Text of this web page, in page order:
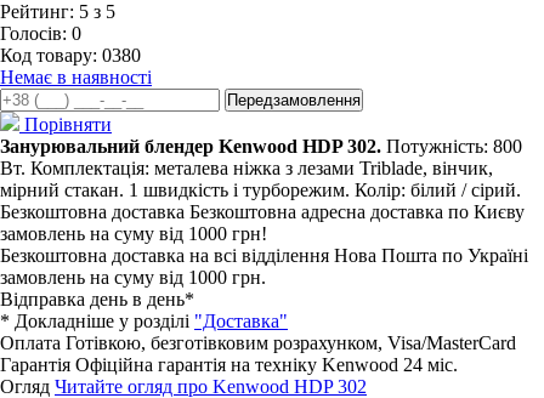
Рейтинг: 5 з 5
Голосів: 0
Код товару: 0380
Немає в наявності
Порівняти
Занурювальний блендер Kenwood HDP 302. Потужність: 800
Вт. Комплектація: металева ніжка з лезами Triblade, вінчик,
мірний стакан. 1 швидкість і турборежим. Колір: білий / сірий.
Безкоштовна доставка Безкоштовна адресна доставка по Києву
замовлень на суму від 1000 грн!
Безкоштовна доставка на всі відділення Нова Пошта по Україні
замовлень на суму від 1000 грн.
Відправка день в день*
* Докладніше у розділі "Доставка"
Оплата Готівкою, безготівковим розрахунком, Visa/MasterCard
Гарантія Офіційна гарантія на техніку Kenwood 24 мiс.
Огляд Читайте огляд про Kenwood HDP 302